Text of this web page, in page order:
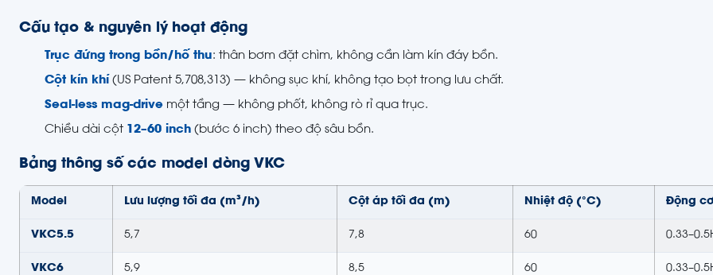
Cấu tạo & nguyên lý hoạt động
Trục đứng trong bồn/hố thu: thân bơm đặt chìm, không cần làm kín đáy bồn.
Cột kín khí (US Patent 5,708,313) — không sục khí, không tạo bọt trong lưu chất.
Seal-less mag-drive một tầng — không phốt, không rò rỉ qua trục.
Chiều dài cột 12–60 inch (bước 6 inch) theo độ sâu bồn.
Bảng thông số các model dòng VKC
Model Lưu lượng tối đa (m³/h) Cột áp tối đa (m) Nhiệt độ (°C) Động cơ
VKC5.5 5,7 7,8 60
VKC6 5,9 8,5 60